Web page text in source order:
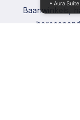
Baanwinkels,
• Aura Suite